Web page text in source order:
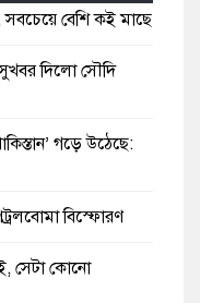
সবচেয়ে বেশি কই মাছে
সুখবর দিলো সৌদি
গড়ে উঠেছে:
বিস্ফোরণ
সেটা কোনো